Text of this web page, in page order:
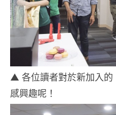
▲ 各位讀者對於新加入的
感興趣呢！